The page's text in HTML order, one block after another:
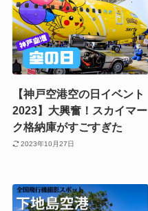
【神戸空港空の日イベント
2023】大興奮！スカイマー
ク格納庫がすごすぎた
2023年10月27日